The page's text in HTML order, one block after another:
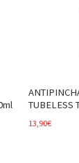
TUBELESS
13,90€